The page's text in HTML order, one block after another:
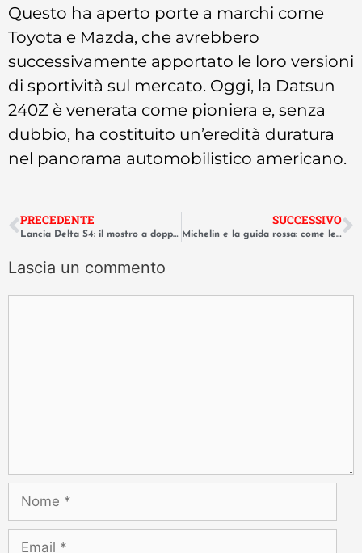
Questo ha aperto porte a marchi come
Toyota e Mazda, che avrebbero
successivamente apportato le loro versioni
di sportività sul mercato. Oggi, la Datsun
240Z è venerata come pioniera e, senza
dubbio, ha costituito un’eredità duratura
nel panorama automobilistico americano.
PRECEDENTE
Lancia Delta S4: il mostro a doppia sovralimentazione del rally
SUCCESSIVO
Michelin e la guida rossa: come le gomme hanno creato la gastronomia
Lascia un commento